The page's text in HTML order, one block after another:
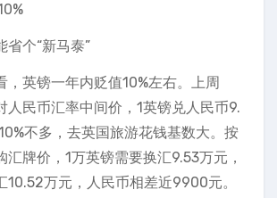
省个“新马泰”
，英镑一年内贬值10%左右。上周
人民币汇率中间价，1英镑兑人民币9.
不多，去英国旅游花钱基数大。按
汇牌价，1万英镑需要换汇9.53万元，
10.52万元，人民币相差近9900元。